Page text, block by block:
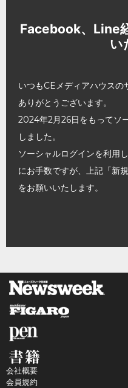
Facebook、Line
い
いつもCEメディアハウスの
ありがとうございます。
2024年2月26日をもってソ
しました。
ソーシャルログインを利用
にお手数ですが、上記「新
をお願いいたします。
会社概要
会員規約